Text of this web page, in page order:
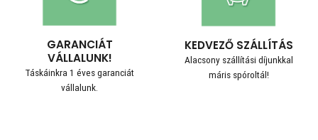
GARANCIÁT
VÁLLALUNK!
Táskáinkra 1 éves garanciát
vállalunk.
KEDVEZŐ SZÁLLÍTÁS
Alacsony szállítási díjunkkal
máris spóroltál!